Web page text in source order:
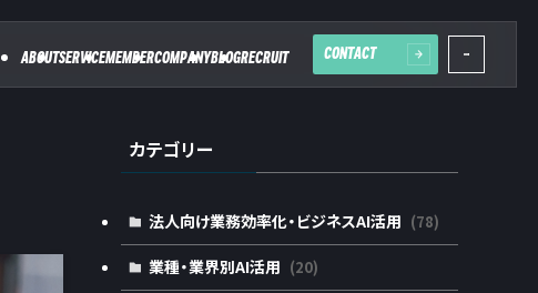
ABOUTSERVICEMEMBERCOMPANYBLOGRECRUIT CONTACT
カテゴリー
法人向け業務効率化・ビジネスAI活用 (78)
業種・業界別AI活用 (20)